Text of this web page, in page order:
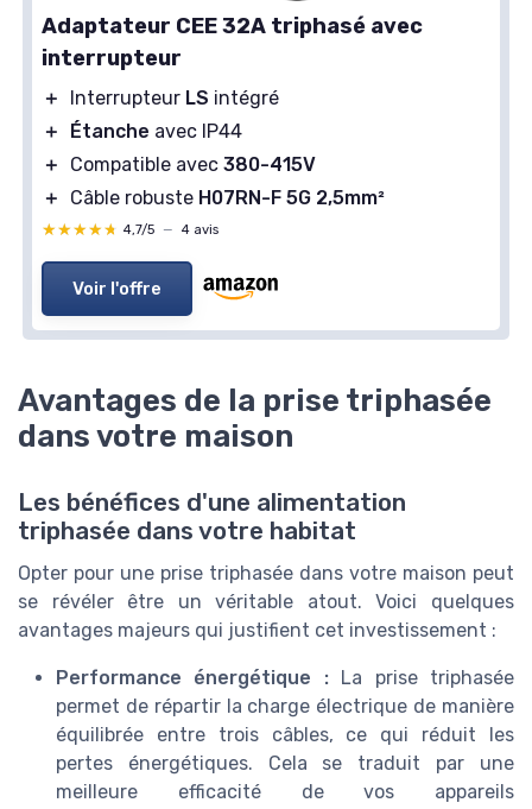
Adaptateur CEE 32A triphasé avec
interrupteur
＋ Interrupteur LS intégré
＋
Étanche avec IP44
＋
Compatible avec 380-415V
＋
Câble robuste H07RN-F 5G 2,5mm²
★★★★★
★★★★★ 4,7/5 — 4 avis
Voir l'offre
Avantages de la prise triphasée
dans votre maison
Les bénéfices d'une alimentation
triphasée dans votre habitat
Opter pour une prise triphasée dans votre maison peut
se révéler être un véritable atout. Voici quelques
avantages majeurs qui justifient cet investissement :
Performance énergétique : La prise triphasée
permet de répartir la charge électrique de manière
équilibrée entre trois câbles, ce qui réduit les
pertes énergétiques. Cela se traduit par une
meilleure efficacité de vos appareils